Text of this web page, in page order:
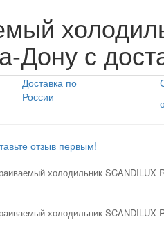
Дону с
Доставка по
России
отзыв первым!